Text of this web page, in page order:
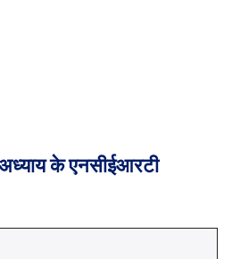
अध्याय केएनसीईआरटी